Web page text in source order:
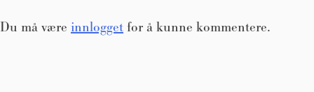
Du må være innlogget for å kunne kommentere.